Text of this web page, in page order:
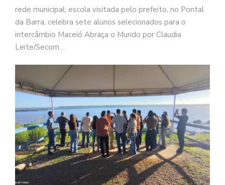
rede municipal; escola visitada pelo prefeito, no Pontal
da Barra, celebra sete alunos selecionados para o
intercâmbio Maceió Abraça o Mundo por Claudia
Leite/Secom…